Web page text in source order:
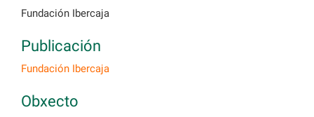
Fundación Ibercaja
Publicación
Fundación Ibercaja
Obxecto